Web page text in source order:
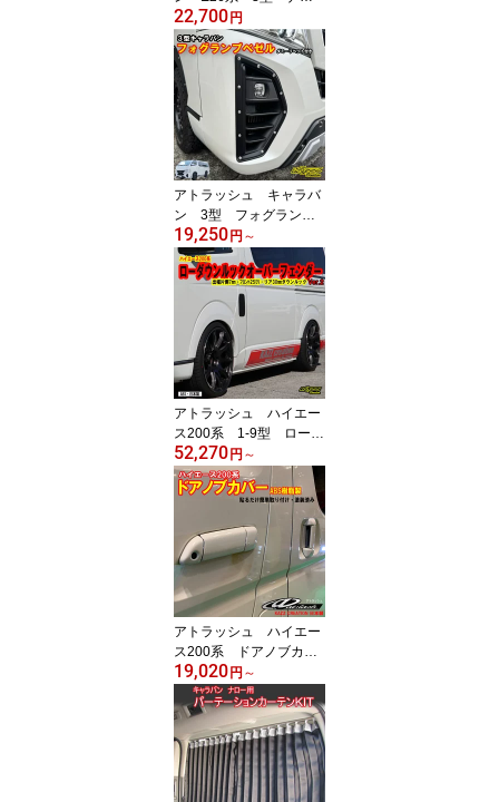
ー用 フロントグリルガ
ーニッシュカバー 塗装
済 カズクリエイション
22,700円
アトラッシュ キャラバ
ン 3型 フォグランプ
ベゼル ダミーリベット
付き カズクリエイショ
ン
19,250円 ～
アトラッシュ ハイエー
ス200系 1-9型 ローダ
ウンルック オーバーフ
ェンダーVer.2 カズクリ
エイション
52,270円 ～
アトラッシュ ハイエー
ス200系 ドアノブカバ
ー カズクリエイション
19,020円 ～